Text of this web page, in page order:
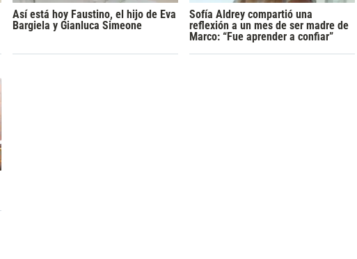
Así está hoy Faustino, el hijo de Eva
Bargiela y Gianluca Simeone
Sofía Aldrey compartió una
reflexión a un mes de ser madre de
Marco: “Fue aprender a confiar”